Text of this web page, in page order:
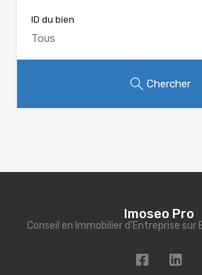
ID du bien
Chercher
Imoseo Pro
Conseil en Immobilier d'Entreprise sur